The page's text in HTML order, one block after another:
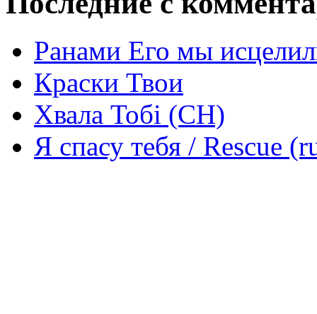
Ранами Его мы
Краски Твои
Хвала Тобі (СН)
Я спасу тебя / Rescue